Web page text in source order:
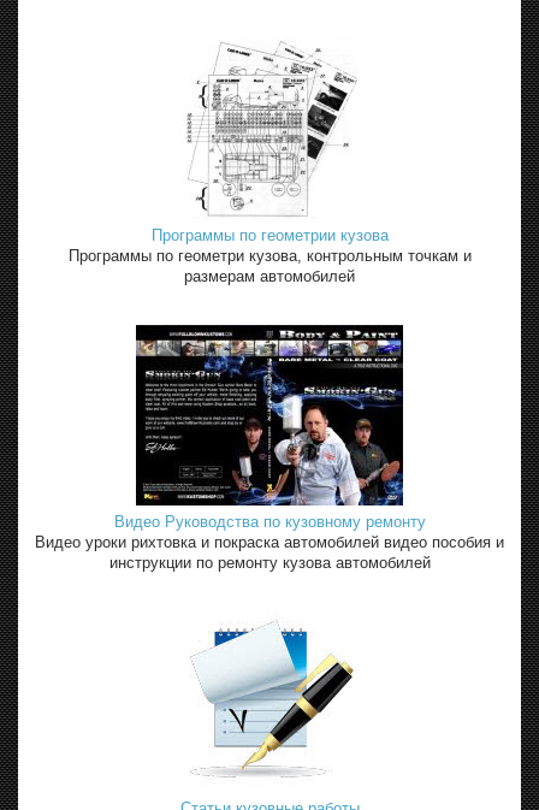
Программы по геометрии кузова
Программы по геометри кузова, контрольным точкам и
размерам автомобилей
Видео Руководства по кузовному ремонту
Видео уроки рихтовка и покраска автомобилей видео пособия и
инструкции по ремонту кузова автомобилей